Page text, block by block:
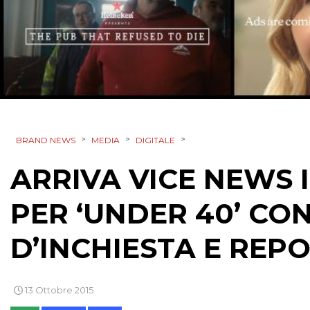
BRAND NEWS > MEDIA > DIGITALE >
ARRIVA VICE
PER ‘UNDER 40’
D’INCHIESTA E
13 Ottobre 2015